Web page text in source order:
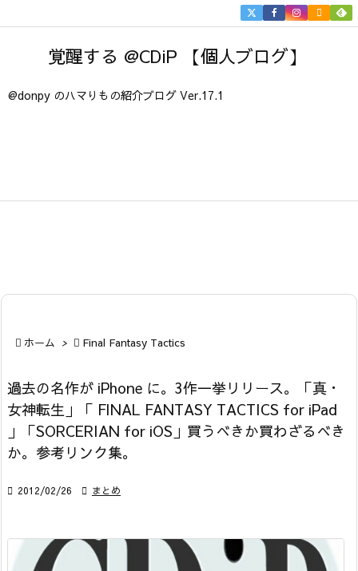
覚醒する @CDiP 【個人ブログ】
@donpy のハマりもの紹介ブログ Ver.17.1


 ホーム >  Final Fantasy Tactics
過去の名作が iPhone に。3作一挙リリース。「真・
女神転生」「 FINAL FANTASY TACTICS for iPad
」「SORCERIAN for iOS」買うべきか買わざるべき
か。参考リンク集。
 2012/02/26  まとめ